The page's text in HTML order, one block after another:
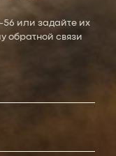
56 или задайте их
обратной связи